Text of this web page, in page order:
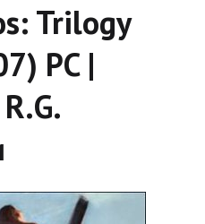
Trilogy
PC |